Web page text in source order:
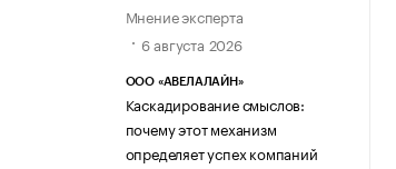
Мнение эксперта
6 августа 2026
ООО «АВЕЛАЛАЙН»
Каскадирование смыслов:
почему этот механизм
определяет успех компаний